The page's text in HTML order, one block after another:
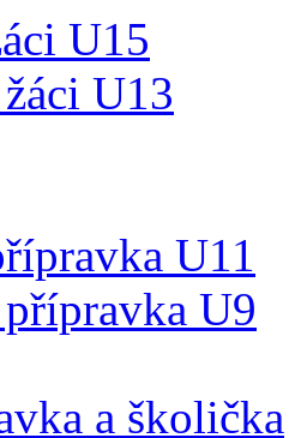
U15
U13
U11
U9
a školička